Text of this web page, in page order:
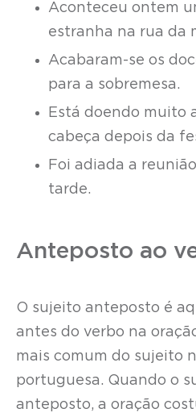
Aconteceu ontem
estranha na rua da
Acabaram-se os
para a sobremesa.
Está doendo muito
cabeça depois da
Foi adiada a
tarde.
Anteposto ao
O sujeito anteposto é
antes do verbo na
mais comum do sujeito
portuguesa. Quando o
anteposto, a oração